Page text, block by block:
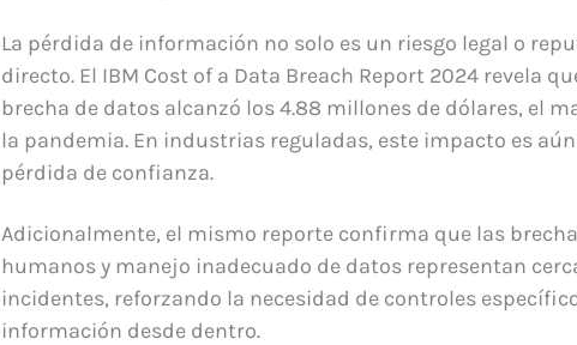
La pérdida de información no solo es un riesgo legal o
directo. El IBM Cost of a Data Breach Report 2024 revela
brecha de datos alcanzó los 4.88 millones de dólares, el
la pandemia. En industrias reguladas, este impacto es
pérdida de confianza.
Adicionalmente, el mismo reporte confirma que las
humanos y manejo inadecuado de datos representan
incidentes, reforzando la necesidad de controles
información desde dentro.